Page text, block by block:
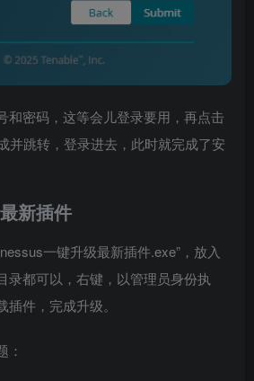
和密码，这等会儿登录要用，再点击
并跳转，登录进去，此时就完成了安
新插件
一键升级最新插件.exe”，放入
录都可以，右键，以管理员身份执
件，完成升级。
：